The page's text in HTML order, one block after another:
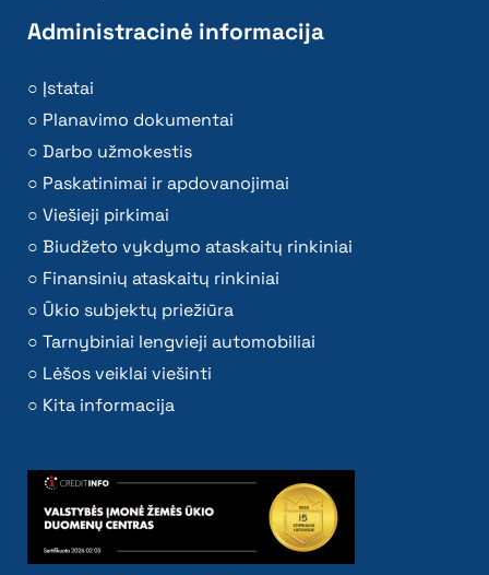
Administracinė informacija
Įstatai
Planavimo dokumentai
Darbo užmokestis
Paskatinimai ir apdovanojimai
Viešieji pirkimai
Biudžeto vykdymo ataskaitų rinkiniai
Finansinių ataskaitų rinkiniai
Ūkio subjektų priežiūra
Tarnybiniai lengvieji automobiliai
Lėšos veiklai viešinti
Kita informacija